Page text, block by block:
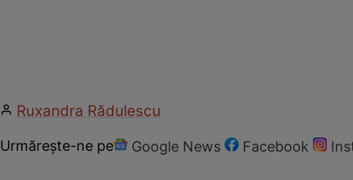
Ruxandra Rădulescu
Urmărește-ne pe Google News Facebook